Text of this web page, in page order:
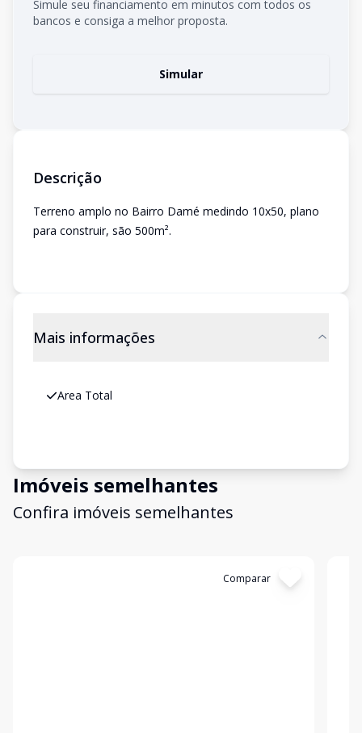
Simule seu financiamento em minutos com todos os
bancos e consiga a melhor proposta.
Simular
Descrição
Terreno amplo no Bairro Damé medindo 10x50, plano
para construir, são 500m².
Mais informações
Area Total
Imóveis semelhantes
Confira imóveis semelhantes
Comparar